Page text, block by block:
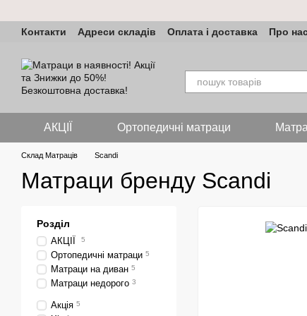
Контакти
Адреси складів Оплата і доставка Про
АКЦІЇ Ортопедичні матраци
Склад Матраців Scandi
Матраци бренду Scandi
Розділ
АКЦІЇ 5
Ортопедичні матраци 5
Матраци на диван 5
Матраци недорого 3
Акція 5